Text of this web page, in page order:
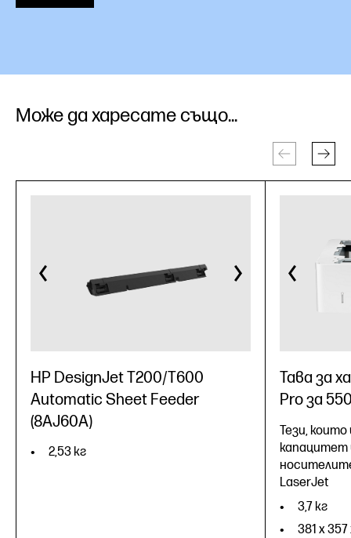
Може да харесате също...
HP DesignJet T200/T600
Automatic Sheet Feeder
(8AJ60A)
2,53 кг
Тава за
Pro за
Тези,
капацитет
LaserJet
3,7 кг
381 x